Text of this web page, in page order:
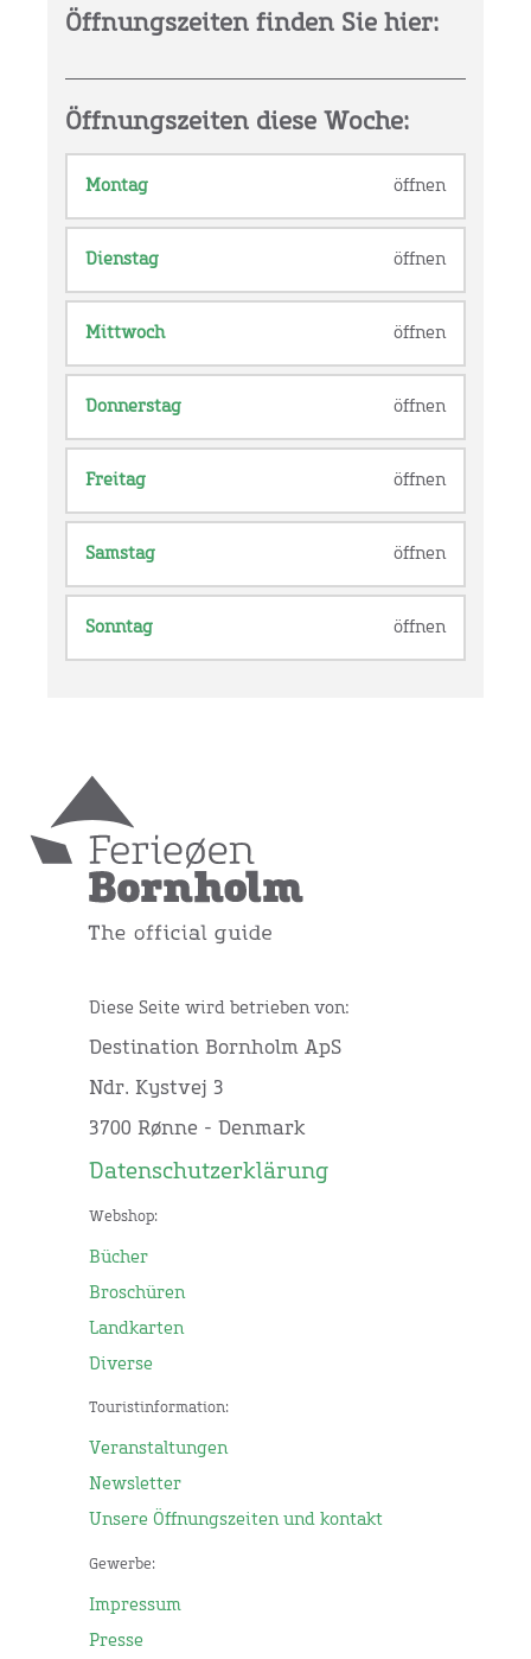
Öffnungszeiten finden Sie hier:
Öffnungszeiten diese Woche:
Montag öffnen
Dienstag öffnen
Mittwoch öffnen
Donnerstag öffnen
Freitag öffnen
Samstag öffnen
Sonntag öffnen
Diese Seite wird betrieben von:
Destination Bornholm ApS
Ndr. Kystvej 3
3700 Rønne - Denmark
Datenschutzerklärung
Webshop:
Bücher
Broschüren
Landkarten
Diverse
Touristinformation:
Veranstaltungen
Newsletter
Unsere Öffnungszeiten und kontakt
Gewerbe:
Impressum
Presse